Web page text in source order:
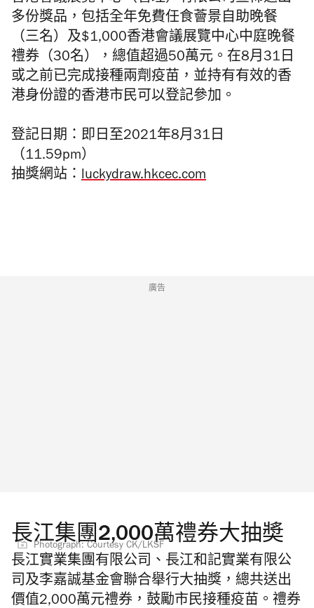
多份獎品，包括全年免費任食薈景自助晚餐
（三名）及$1,000香港會議展覽中心中庭晚餐
禮券（30名），總值超過50萬元。在8月31日
或之前已完成接種兩劑疫苗，並持有有效的香
港身份證的香港市民可以登記參加。
登記日期：即日至2021年8月31日
（11.59pm）
抽獎網站： luckydraw.hkcec.com
廣告
長江集團2,000萬禮券大抽奬
Photograph: Courtesy CK/LKSF
長江實業集團有限公司、長江和記實業有限公
司及李嘉誠基金會聯合舉行大抽獎，總共送出
價值2,000萬元禮券，鼓勵市民接種疫苗。禮券